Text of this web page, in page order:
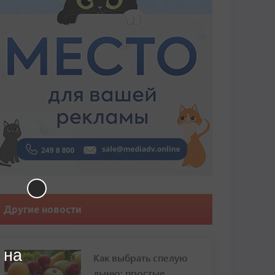
Другие новости
Как выбрать спелую